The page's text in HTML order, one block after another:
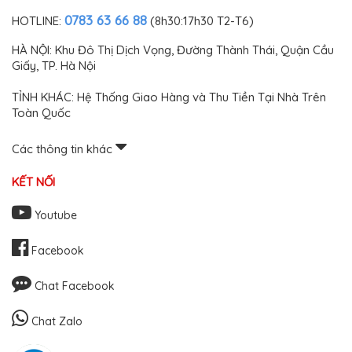
HOTLINE: 0783 63 66 88 (8h30:17h30 T2-T6)
HÀ NỘI: Khu Đô Thị Dịch Vọng, Đường Thành Thái, Quận Cầu
Giấy, TP. Hà Nội
TỈNH KHÁC: Hệ Thống Giao Hàng và Thu Tiền Tại Nhà Trên
Toàn Quốc
Các thông tin khác
KẾT NỐI
Youtube
Facebook
Chat Facebook
Chat Zalo